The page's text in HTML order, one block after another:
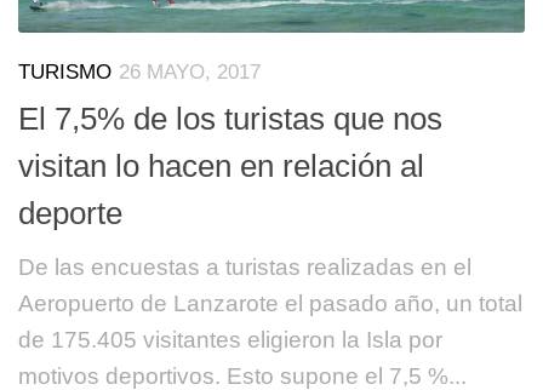
TURISMO 26 MAYO, 2017
El 7,5% de los turistas que nos
visitan lo hacen en relación al
deporte
De las encuestas a turistas realizadas en el
Aeropuerto de Lanzarote el pasado año, un total
de 175.405 visitantes eligieron la Isla por
motivos deportivos. Esto supone el 7,5 %...